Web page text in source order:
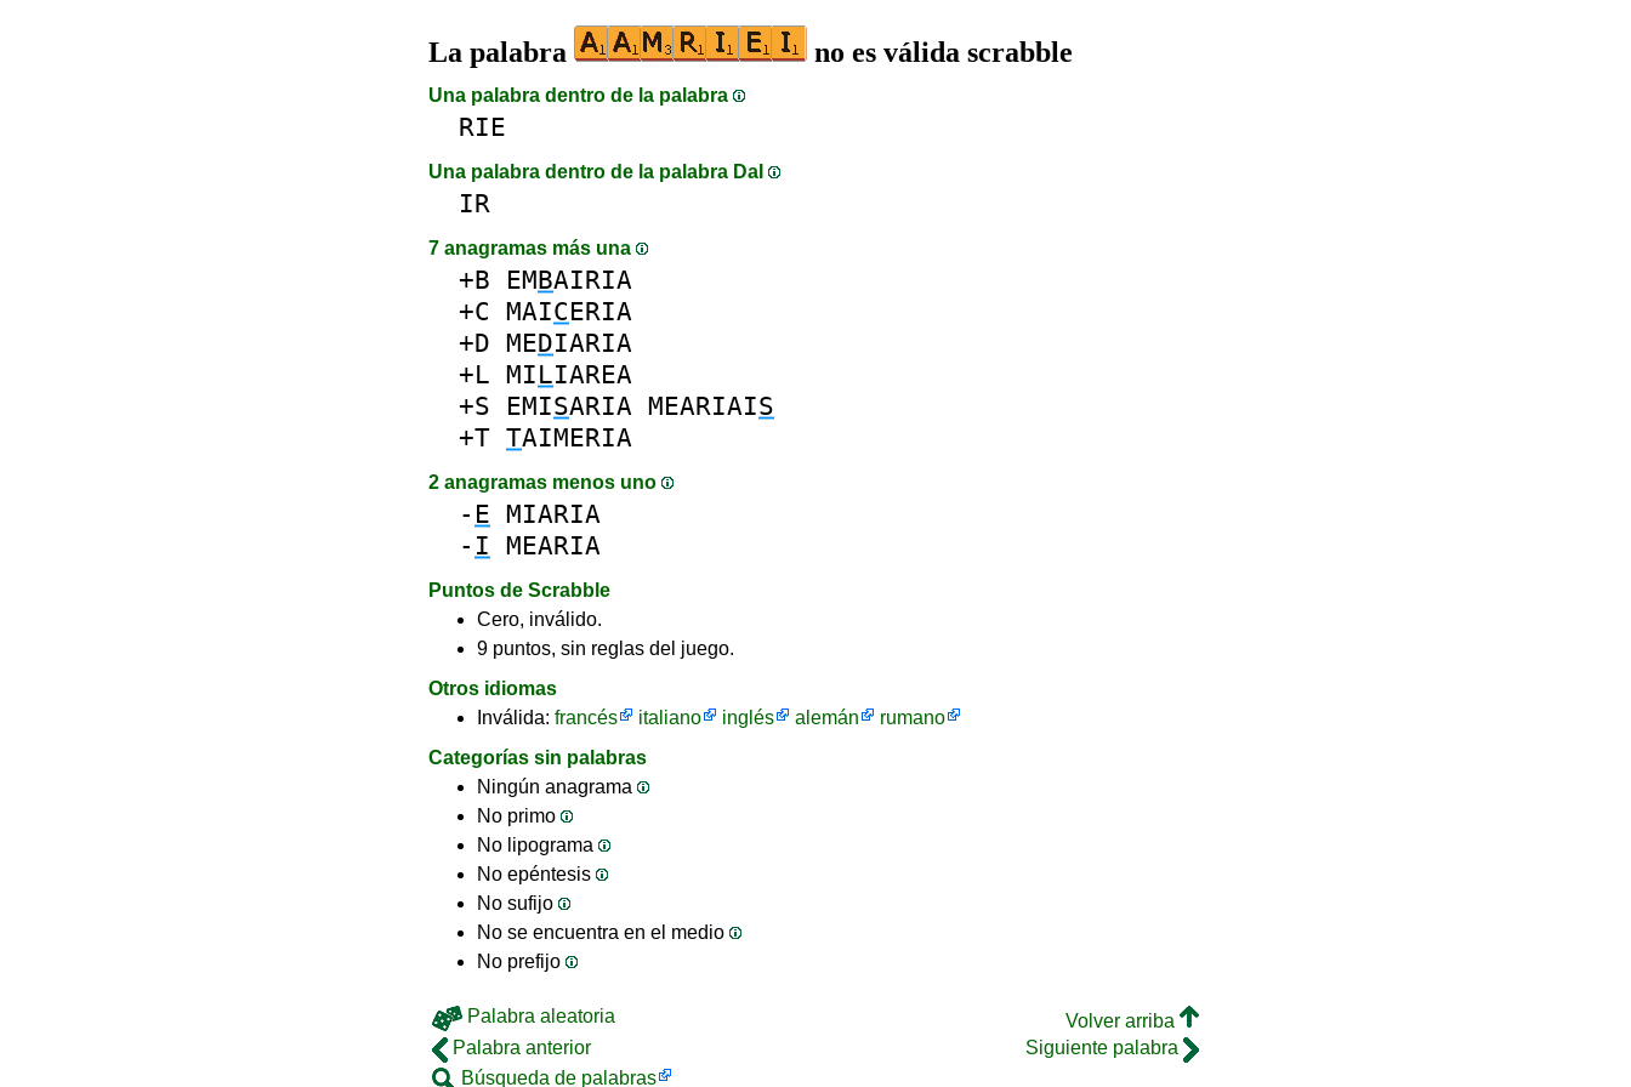
La palabra no es válida scrabble
Una palabra dentro de la palabra
RIE
Una palabra dentro de la palabra DaI
IR
7 anagramas más una
+B EMBAIRIA
+C MAICERIA
+D MEDIARIA
+L MILIAREA
+S EMISARIA MEARIAIS
+T TAIMERIA
2 anagramas menos uno
- E MIARIA
- I MEARIA
Puntos de Scrabble
Cero, inválido.
9 puntos, sin reglas del juego.
Otros idiomas
Inválida: francés italiano inglés alemán
rumano
Categorías sin palabras
Ningún anagrama
No primo
No lipograma
No epéntesis
No sufijo
No se encuentra en el medio
No prefijo
Palabra aleatoria
Volver arriba
Palabra anterior
Siguiente palabra
Búsqueda de palabras